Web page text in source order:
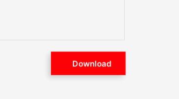
Download